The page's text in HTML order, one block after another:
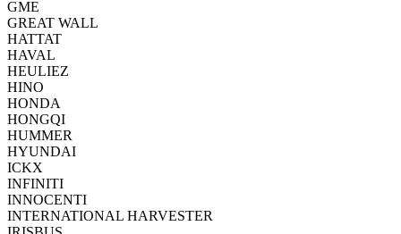
GME
GREAT WALL
HATTAT
HAVAL
HEULIEZ
HINO
HONDA
HONGQI
HUMMER
HYUNDAI
ICKX
INFINITI
INNOCENTI
INTERNATIONAL HARVESTER